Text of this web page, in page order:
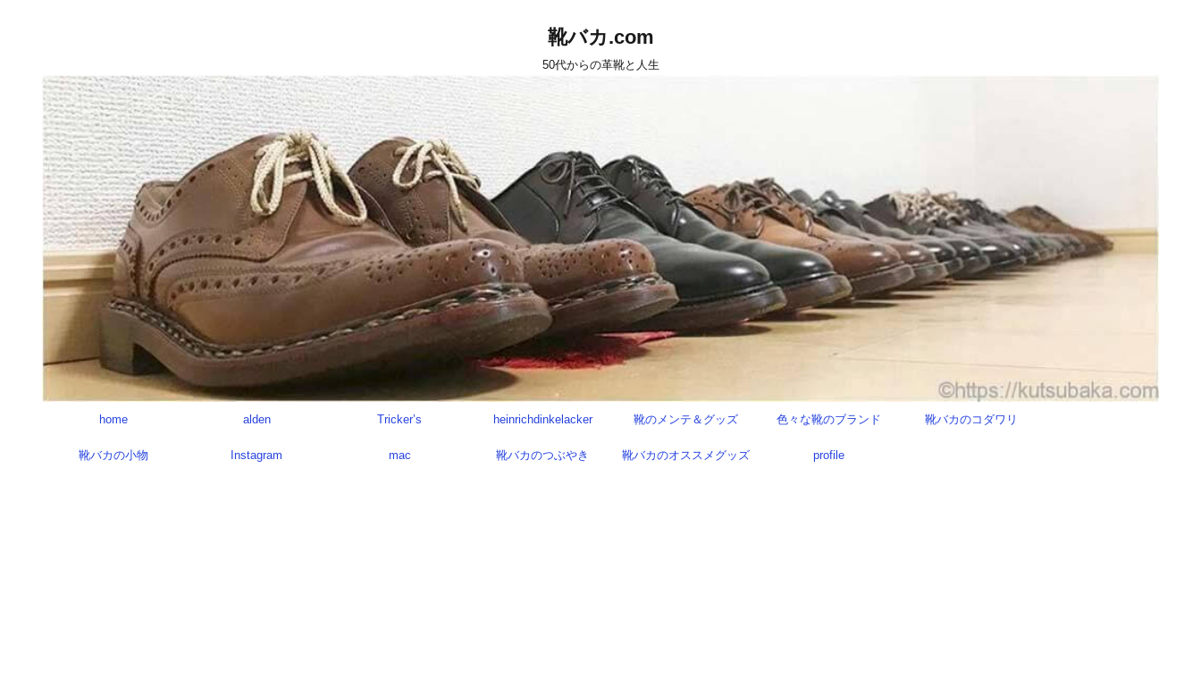
靴バカ.com
50代からの革靴と人生
home alden Tricker’s heinrichdinkelacker 靴のメンテ＆グッズ 色々な靴のブランド 靴バカのコダワリ
靴バカの小物 Instagram mac 靴バカのつぶやき 靴バカのオススメグッズ profile